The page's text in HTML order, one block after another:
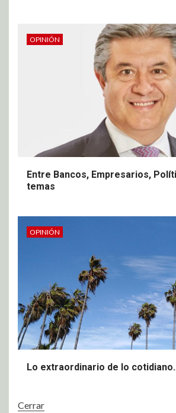
OPINIÓN
Entre Bancos, Empresarios,
temas
OPINIÓN
Lo extraordinario de lo
Cerrar